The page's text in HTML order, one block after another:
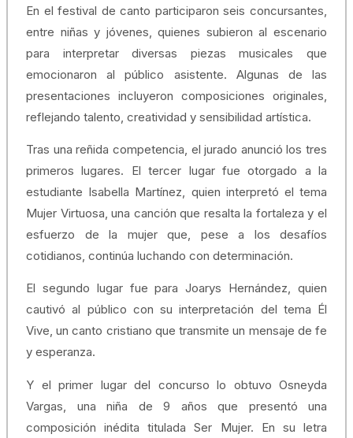
En el festival de canto participaron seis concursantes,
entre niñas y jóvenes, quienes subieron al escenario
para interpretar diversas piezas musicales que
emocionaron al público asistente. Algunas de las
presentaciones incluyeron composiciones originales,
reflejando talento, creatividad y sensibilidad artística.
Tras una reñida competencia, el jurado anunció los tres
primeros lugares. El tercer lugar fue otorgado a la
estudiante Isabella Martínez, quien interpretó el tema
Mujer Virtuosa, una canción que resalta la fortaleza y el
esfuerzo de la mujer que, pese a los desafíos
cotidianos, continúa luchando con determinación.
El segundo lugar fue para Joarys Hernández, quien
cautivó al público con su interpretación del tema Él
Vive, un canto cristiano que transmite un mensaje de fe
y esperanza.
Y el primer lugar del concurso lo obtuvo Osneyda
Vargas, una niña de 9 años que presentó una
composición inédita titulada Ser Mujer. En su letra